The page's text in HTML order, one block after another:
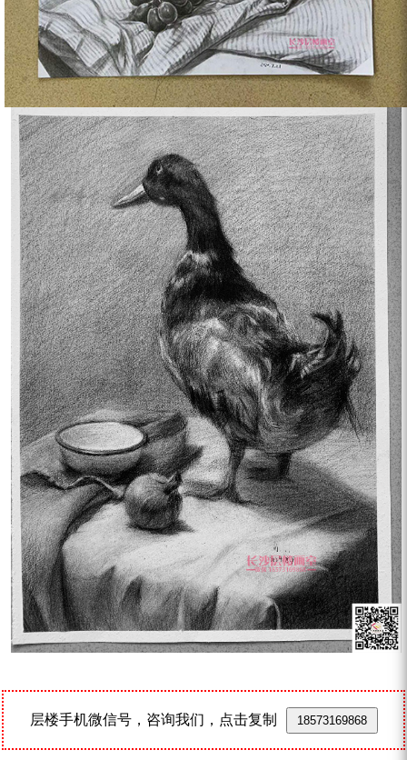
层楼手机微信号，咨询我们，点击复制 18573169868